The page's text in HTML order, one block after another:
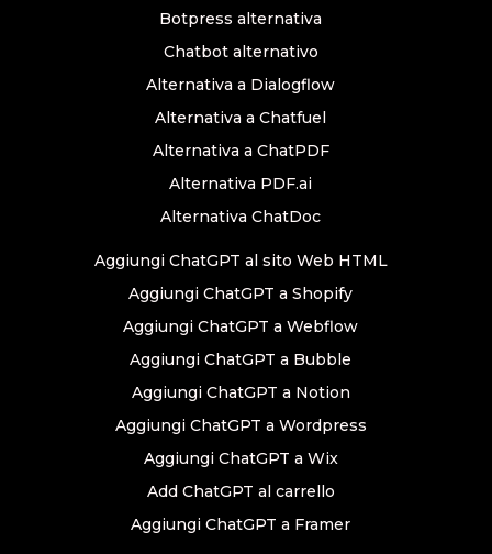
Botpress alternativa
Chatbot alternativo
Alternativa a Dialogflow
Alternativa a Chatfuel
Alternativa a ChatPDF
Alternativa PDF.ai
Alternativa ChatDoc
Aggiungi ChatGPT al sito Web HTML
Aggiungi ChatGPT a Shopify
Aggiungi ChatGPT a Webflow
Aggiungi ChatGPT a Bubble
Aggiungi ChatGPT a Notion
Aggiungi ChatGPT a Wordpress
Aggiungi ChatGPT a Wix
Add ChatGPT al carrello
Aggiungi ChatGPT a Framer